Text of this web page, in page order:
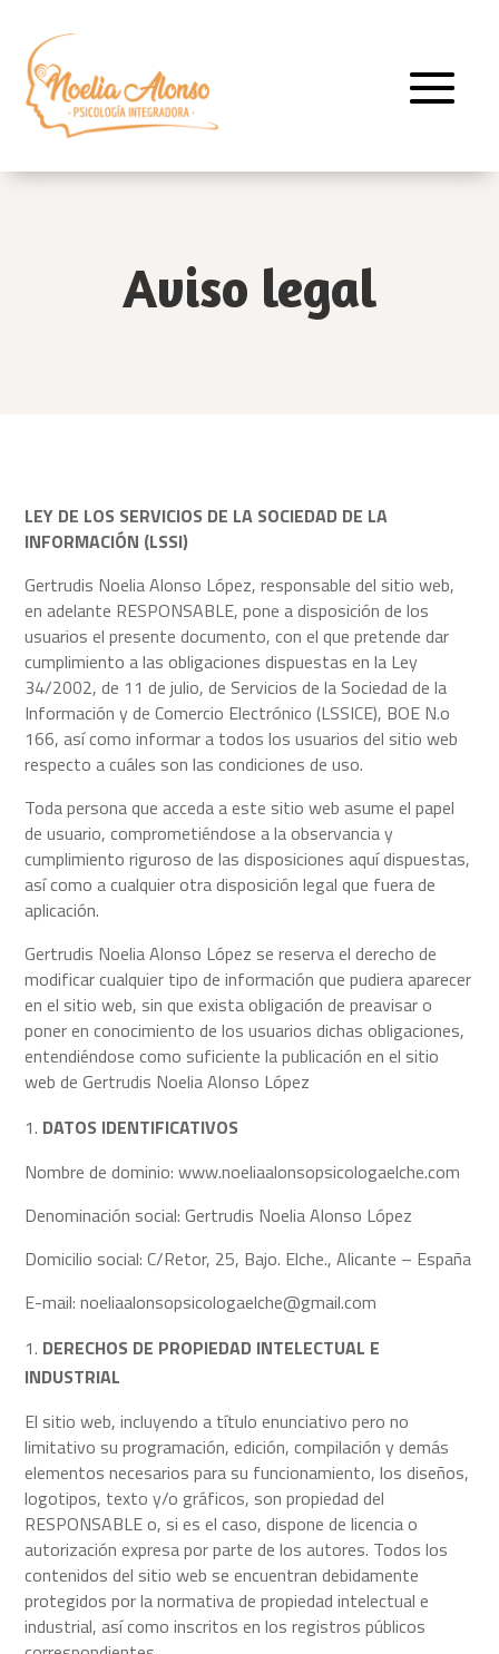
Aviso legal
LEY DE LOS SERVICIOS DE LA SOCIEDAD DE LA
INFORMACIÓN (LSSI)
Gertrudis Noelia Alonso López, responsable del sitio web,
en adelante RESPONSABLE, pone a disposición de los
usuarios el presente documento, con el que pretende dar
cumplimiento a las obligaciones dispuestas en la Ley
34/2002, de 11 de julio, de Servicios de la Sociedad de la
Información y de Comercio Electrónico (LSSICE), BOE N.o
166, así como informar a todos los usuarios del sitio web
respecto a cuáles son las condiciones de uso.
Toda persona que acceda a este sitio web asume el papel
de usuario, comprometiéndose a la observancia y
cumplimiento riguroso de las disposiciones aquí dispuestas,
así como a cualquier otra disposición legal que fuera de
aplicación.
Gertrudis Noelia Alonso López se reserva el derecho de
modificar cualquier tipo de información que pudiera aparecer
en el sitio web, sin que exista obligación de preavisar o
poner en conocimiento de los usuarios dichas obligaciones,
entendiéndose como suficiente la publicación en el sitio
web de Gertrudis Noelia Alonso López
DATOS IDENTIFICATIVOS
Nombre de dominio: www.noeliaalonsopsicologaelche.com
Denominación social: Gertrudis Noelia Alonso López
Domicilio social: C/Retor, 25, Bajo. Elche., Alicante – España
E-mail: noeliaalonsopsicologaelche@gmail.com
DERECHOS DE PROPIEDAD INTELECTUAL E
INDUSTRIAL
El sitio web, incluyendo a título enunciativo pero no
limitativo su programación, edición, compilación y demás
elementos necesarios para su funcionamiento, los diseños,
logotipos, texto y/o gráficos, son propiedad del
RESPONSABLE o, si es el caso, dispone de licencia o
autorización expresa por parte de los autores. Todos los
contenidos del sitio web se encuentran debidamente
protegidos por la normativa de propiedad intelectual e
industrial, así como inscritos en los registros públicos